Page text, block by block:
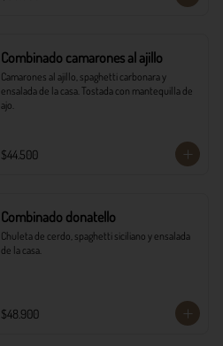
Combinado camarones al ajillo
Camarones al ajillo, spaghetti carbonara y
ensalada de la casa. Tostada con mantequilla de
ajo.
$44.500
Combinado donatello
Chuleta de cerdo, spaghetti siciliano y ensalada
de la casa.
$48.900